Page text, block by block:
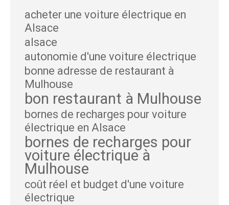
acheter une voiture électrique en
Alsace
alsace
autonomie d'une voiture électrique
bonne adresse de restaurant à
Mulhouse
bon restaurant à Mulhouse
bornes de recharges pour voiture
électrique en Alsace
bornes de recharges pour
voiture électrique à
Mulhouse
coût réel et budget d'une voiture
électrique